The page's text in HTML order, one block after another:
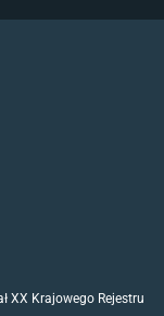
XX Krajowego Rejestru